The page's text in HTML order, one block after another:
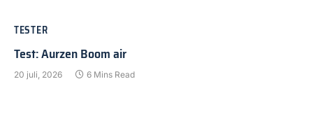
TESTER
Test: Aurzen Boom air
20 juli, 2026 6 Mins Read